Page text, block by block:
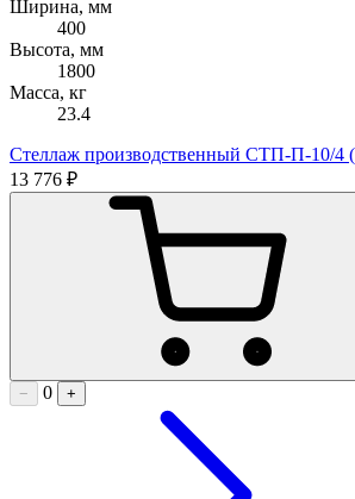
Ширина, мм
400
Высота, мм
1800
Масса, кг
23.4
Стеллаж производственный СТП-П-10/4
13 776 ₽
−
0 +